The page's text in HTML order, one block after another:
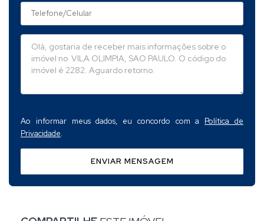
Ao informar meus dados, eu concordo com a Política de
Privacidade.
ENVIAR MENSAGEM